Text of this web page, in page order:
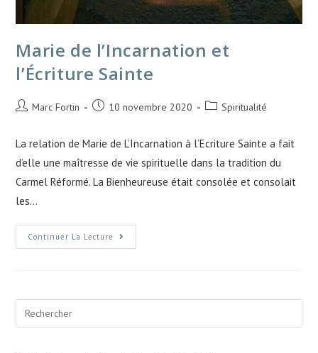
Marie de l’Incarnation et
l’Écriture Sainte
Marc Fortin 10 novembre 2020 Spiritualité
La relation de Marie de L’Incarnation à l’Ecriture Sainte a fait
d’elle une maîtresse de vie spirituelle dans la tradition du
Carmel Réformé. La Bienheureuse était consolée et consolait
les…
Continuer La Lecture